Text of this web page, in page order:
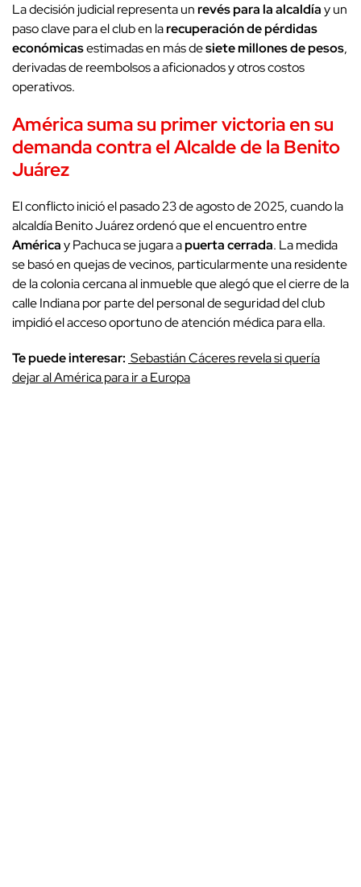
La decisión judicial representa unrevés para la alcaldíay un
paso clave para el club en larecuperación de pérdidas
económicasestimadas en más desiete millones de pesos,
derivadas de reembolsos a aficionados y otros costos
operativos.
Américasuma su primer victoria en su
demanda contra el Alcalde de la Benito
Juárez
El conflicto inició el pasado 23 de agosto de 2025, cuando la
alcaldía Benito Juárez ordenó que el encuentro entre
Américay Pachuca se jugara apuerta cerrada. La medida
se basó en quejas de vecinos, particularmente una residente
de la colonia cercana al inmueble que alegó que el cierre de la
calle Indiana por parte del personal de seguridad del club
impidió el acceso oportuno de atención médica para ella.
Te puede interesar: Sebastián Cáceres revela si quería
dejar al América para ir a Europa